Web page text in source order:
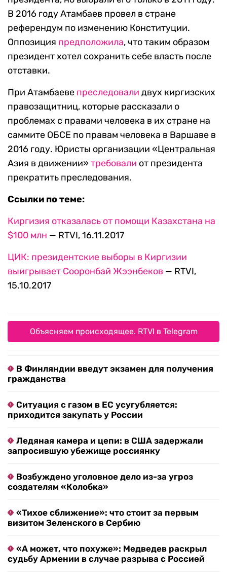
В 2016 году Атамбаев провел в стране
референдум по изменению Конституции.
Оппозиция предположила, что таким образом
президент хотел сохранить себе власть после
отставки.
При Атамбаеве преследовали двух киргизских
правозащитниц, которые рассказали о
проблемах с правами человека в их стране на
саммите ОБСЕ по правам человека в Варшаве в
2016 году. Юристы организации «Центральная
Азия в движении»требовали от президента
прекратить преследования.
Ссылки по теме:
Киргизия отказалась от помощи Казахстана на
$100 млн — RTVI, 16.11.2017
ЦИК: президентские выборы в Киргизии
выигрывает Сооронбай Жээнбеков — RTVI,
15.10.2017
Объясняем происходящее. RTVI в Telegram
В Финляндии введут экзамен для получения
гражданства
Ситуация с газом в ЕС усугубляется:
приходится закупать у России
Ледяная камера и цепи: в США задержали
запросившую убежище россиянку
Возбуждено уголовное дело из-за угроз
создателям «Колобка»
«Тихое сближение»: что стоит за первым
визитом Зеленского в Сербию
«А может, что похуже»: Медведев раскрыл
судьбу Армении в случае разрыва с Россией